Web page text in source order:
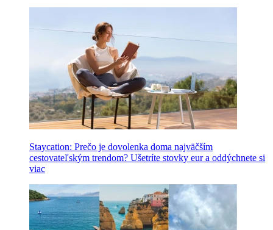
Staycation: Prečo je dovolenka doma najväčším
cestovateľským trendom? Ušetríte stovky eur a oddýchnete si
viac